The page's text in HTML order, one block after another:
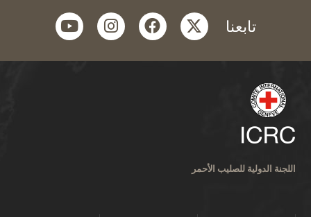
تابعنا twitter
facebook
instagram
youtube
اللجنة الدولية للصليب الأحمر